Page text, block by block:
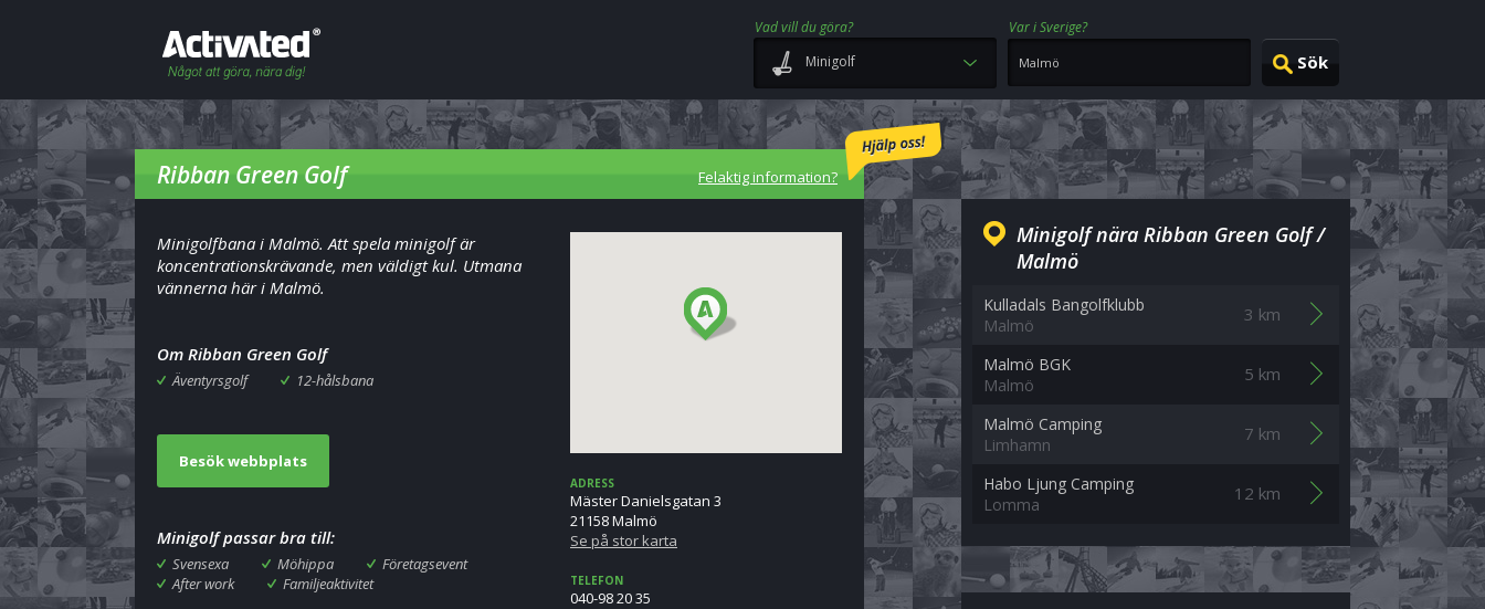
Vad vill du göra?
Var i Sverige?
Minigolf
Ribban Green Golf Felaktig information?
Minigolfbana i Malmö. Att spela minigolf är
koncentrationskrävande, men väldigt kul. Utmana
vännerna här i Malmö.
Om Ribban Green Golf
Äventyrsgolf 12-hålsbana
Besök webbplats
Minigolf passar bra till:
Svensexa Möhippa
Företagsevent
After work
Familjeaktivitet
ADRESS
Mäster Danielsgatan 3
21158 Malmö
Se på stor karta
TELEFON
040-98 20 35
Minigolf nära Ribban Green Golf /
Malmö
Kulladals Bangolfklubb
Malmö
3 km
Malmö BGK
Malmö
5 km
Malmö Camping
Limhamn
7 km
Habo Ljung Camping
Lomma
12 km